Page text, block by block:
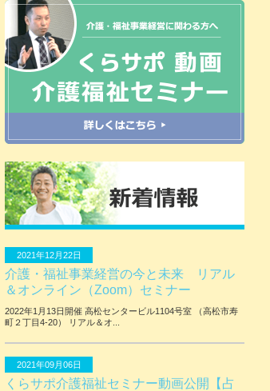
2021年12月22日
介護・福祉事業経営の今と未来 リアル
＆オンライン（Zoom）セミナー
2022年1月13日開催 ⾼松センタービル1104号室 （⾼松市寿
町２丁⽬4-20） リアル＆オ...
2021年09月06日
くらサポ介護福祉セミナー動画公開【占